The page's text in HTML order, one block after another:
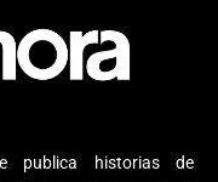
publica historias de